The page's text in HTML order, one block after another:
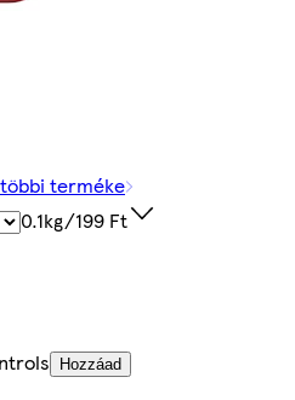
terméke
0.1kg/199 Ft
Hozzáad